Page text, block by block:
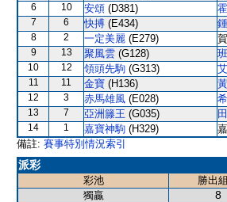
6 10 安頌 (D381)
7 6 快搏 (E434)
8 2 一定美麗 (E279)
9 13 聚風雲 (G128)
10 12 領頭先駒 (G313)
11 11 金寶 (H136)
12 3 赤馬雄風 (E028)
13 7 亞洲籐王 (G035)
14 1 嘉寶神駒 (H329)
備註: 賽事特別情況索引
派彩
彩池 勝出
獨贏
8